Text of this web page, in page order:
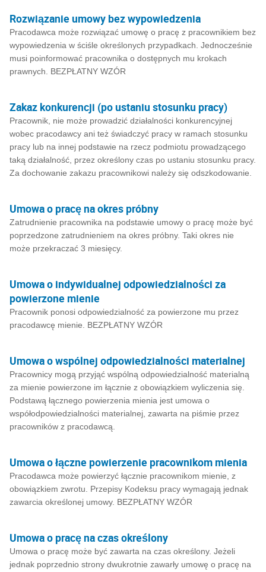
Rozwiązanie umowy bez wypowiedzenia
Pracodawca może rozwiązać umowę o pracę z pracownikiem bez
wypowiedzenia w ściśle określonych przypadkach. Jednocześnie
musi poinformować pracownika o dostępnych mu krokach
prawnych. BEZPŁATNY WZÓR
Zakaz konkurencji (po ustaniu stosunku pracy)
Pracownik, nie może prowadzić działalności konkurencyjnej
wobec pracodawcy ani też świadczyć pracy w ramach stosunku
pracy lub na innej podstawie na rzecz podmiotu prowadzącego
taką działalność, przez określony czas po ustaniu stosunku pracy.
Za dochowanie zakazu pracownikowi należy się odszkodowanie.
Umowa o pracę na okres próbny
Zatrudnienie pracownika na podstawie umowy o pracę może być
poprzedzone zatrudnieniem na okres próbny. Taki okres nie
może przekraczać 3 miesięcy.
Umowa o indywidualnej odpowiedzialności za
powierzone mienie
Pracownik ponosi odpowiedzialność za powierzone mu przez
pracodawcę mienie. BEZPŁATNY WZÓR
Umowa o wspólnej odpowiedzialności materialnej
Pracownicy mogą przyjąć wspólną odpowiedzialność materialną
za mienie powierzone im łącznie z obowiązkiem wyliczenia się.
Podstawą łącznego powierzenia mienia jest umowa o
współodpowiedzialności materialnej, zawarta na piśmie przez
pracowników z pracodawcą.
Umowa o łączne powierzenie pracownikom mienia
Pracodawca może powierzyć łącznie pracownikom mienie, z
obowiązkiem zwrotu. Przepisy Kodeksu pracy wymagają jednak
zawarcia określonej umowy. BEZPŁATNY WZÓR
Umowa o pracę na czas określony
Umowa o pracę może być zawarta na czas określony. Jeżeli
jednak poprzednio strony dwukrotnie zawarły umowę o pracę na